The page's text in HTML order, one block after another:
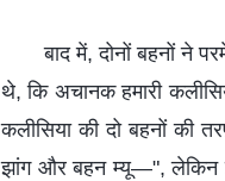
बाद में, दोनों बहनों ने
थे, कि अचानक हमारी
कलीसिया की दो बहनों की
झांग और बहन म्यू—", लेकिन